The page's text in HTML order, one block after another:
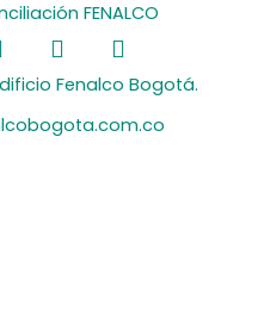
FENALCO
t
Y
o
u
u
S
p
o
i
Fenalco Bogotá.